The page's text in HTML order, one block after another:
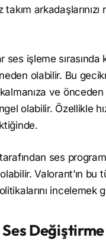
takım arkadaşlarınızı
ses işleme sırasında
olabilir. Bu
ve önceden
olabilir. Özellikle
ses
Valorant’ın bu
incelemek
Değiştirme